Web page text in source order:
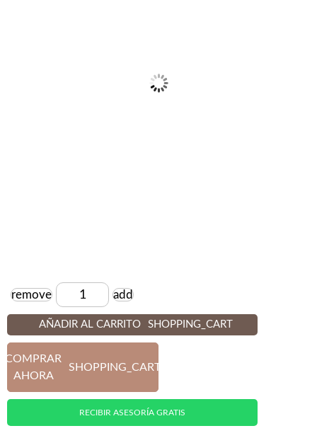
Cantidad
remove add
AÑADIR AL CARRITO SHOPPING_CART
COMPRAR
AHORA
SHOPPING_CART
RECIBIR ASESORÍA GRATIS